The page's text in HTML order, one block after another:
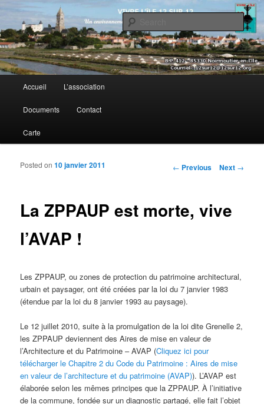
Vivre l’île 12 sur 12
Skip to primary content
Skip to secondary content
Accueil L’association
Documents Contact
Carte
Post navigation
← Previous Next →
La ZPPAUP est morte, vive
l’AVAP !
Posted on10 janvier 2011
Les ZPPAUP, ou zones de protection du patrimoine architectural,
urbain et paysager, ont été créées par la loi du 7 janvier 1983
(étendue par la loi du 8 janvier 1993 au paysage).
Le 12 juillet 2010, suite à la promulgation de la loi dite Grenelle 2,
les ZPPAUP deviennent des Aires de mise en valeur de
l’Architecture et du Patrimoine – AVAP (Cliquez ici pour
télécharger le Chapitre 2 du Code du Patrimoine : Aires de mise
en valeur de l’architecture et du patrimoine (AVAP)). L’AVAP est
élaborée selon les mêmes principes que la ZPPAUP. À l’initiative
de la commune, fondée sur un diagnostic partagé, elle fait l’objet